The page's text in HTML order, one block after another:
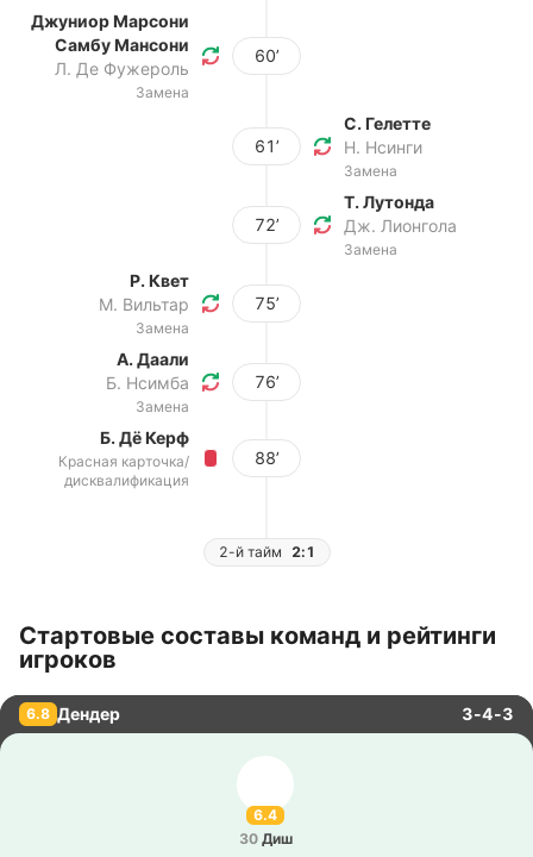
Джуниор Марсони
Самбу Мансони
Л. Де Фужероль
Замена
60’
61’
С. Гелетте
Н. Нсинги
Замена
72’
Т. Лутонда
Дж. Лионгола
Замена
Р. Квет
М. Вильтар
Замена
75’
А. Даали
Б. Нсимба
Замена
76’
Б. Дё Керф
Красная карточка/
дисквалификация
88’
2-й тайм 2:1
Стартовые составы команд и рейтинги
игроков
6.8 Дендер 3-4-3
6.4
30 Диш